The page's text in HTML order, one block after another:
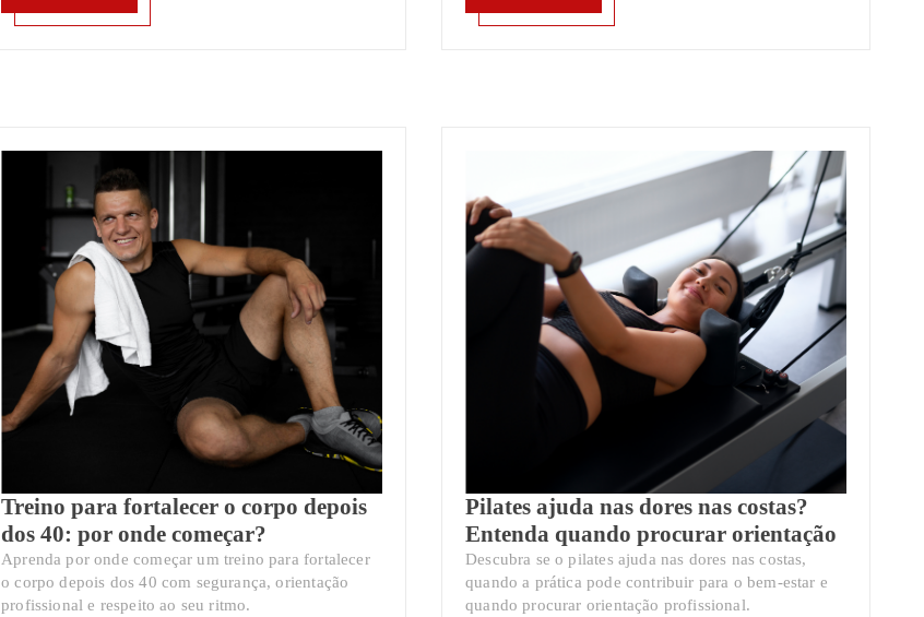
Treino para fortalecer o corpo depois
dos 40: por onde começar?
Aprenda por onde começar um treino para fortalecer
o corpo depois dos 40 com segurança, orientação
profissional e respeito ao seu ritmo.
Pilates ajuda nas dores nas costas?
Entenda quando procurar orientação
Descubra se o pilates ajuda nas dores nas costas,
quando a prática pode contribuir para o bem-estar e
quando procurar orientação profissional.